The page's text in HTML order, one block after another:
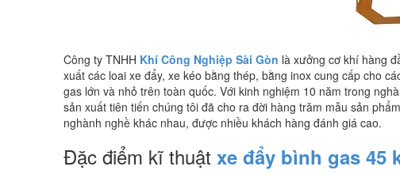
Công ty TNHH Khí Công Nghiệp Sài Gòn là xưởng cơ khí hàng
xuất các loai xe đẩy, xe kéo bằng thép, bằng inox cung cấp cho
gas lớn và nhỏ trên toàn quốc. Với kinh nghiệm 10 năm trong
sản xuất tiên tiến chúng tôi đã cho ra đời hàng trăm mẫu sản
nghành nghề khác nhau, được nhiều khách hàng đánh giá cao.
Đặc điểm kĩ thuật xe đẩy bình gas 45